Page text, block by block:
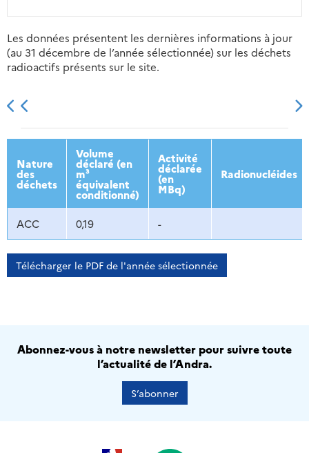
Les données présentent les dernières informations à jour
(au 31 décembre de l’année sélectionnée) sur les déchets
radioactifs présents sur le site.
2013 2014 2015 2016
Nature
des
déchets
Volume
déclaré (en
m³
équivalent
conditionné)
Activité
déclarée
(en
MBq)
Radionucléides
ACC 0,19 -
Télécharger le PDF de l'année sélectionnée
Abonnez-vous à notre newsletter pour suivre toute
l’actualité de l’Andra.
S’abonner